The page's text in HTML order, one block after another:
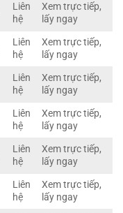
Liên
hệ
Xem trực tiếp,
lấy ngay
Liên
hệ
Xem trực tiếp,
lấy ngay
Liên
hệ
Xem trực tiếp,
lấy ngay
Liên
hệ
Xem trực tiếp,
lấy ngay
Liên
hệ
Xem trực tiếp,
lấy ngay
Liên
hệ
Xem trực tiếp,
lấy ngay